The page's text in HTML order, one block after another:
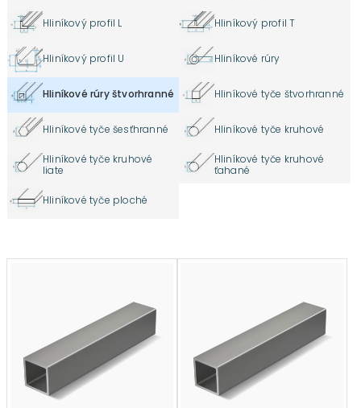
Hliníkový profil L Hliníkový profil T
Hliníkový profil U Hliníkové rúry
Hliníkové rúry štvorhranné Hliníkové tyče štvorhranné
Hliníkové tyče šesťhranné Hliníkové tyče kruhové
Hliníkové tyče kruhové
liate
Hliníkové tyče kruhové
ťahané
Hliníkové tyče ploché